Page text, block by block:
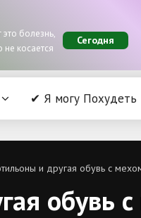
болезнь,
не косается
Сегодня
✔ Я могу Похудеть
и другая обувь с